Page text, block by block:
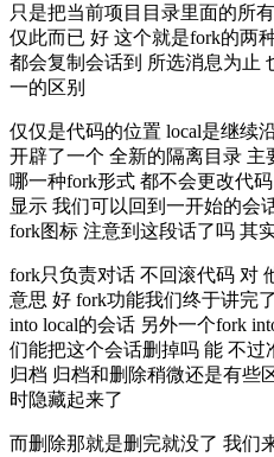
只是把当前项目目录里面的所
仅此而已 好 这个就是fork的两
都会复制会话到 所选消息为止
一的区别
仅仅是代码的位置 local是继续
开辟了一个 全新的隔离目录
哪一种fork形式 都不会更改代
显示 我们可以回到一开始的会
fork图标 注意到这段话了吗 其
fork只负责对话 不回滚代码 对
意思 好 fork功能我们终于讲完
into local的会话 另外一个fork
们能把这个会话删掉吗 能 不
归档 归档和删除稍微还是有些
时隐藏起来了
而删除那就是删完就没了 我们